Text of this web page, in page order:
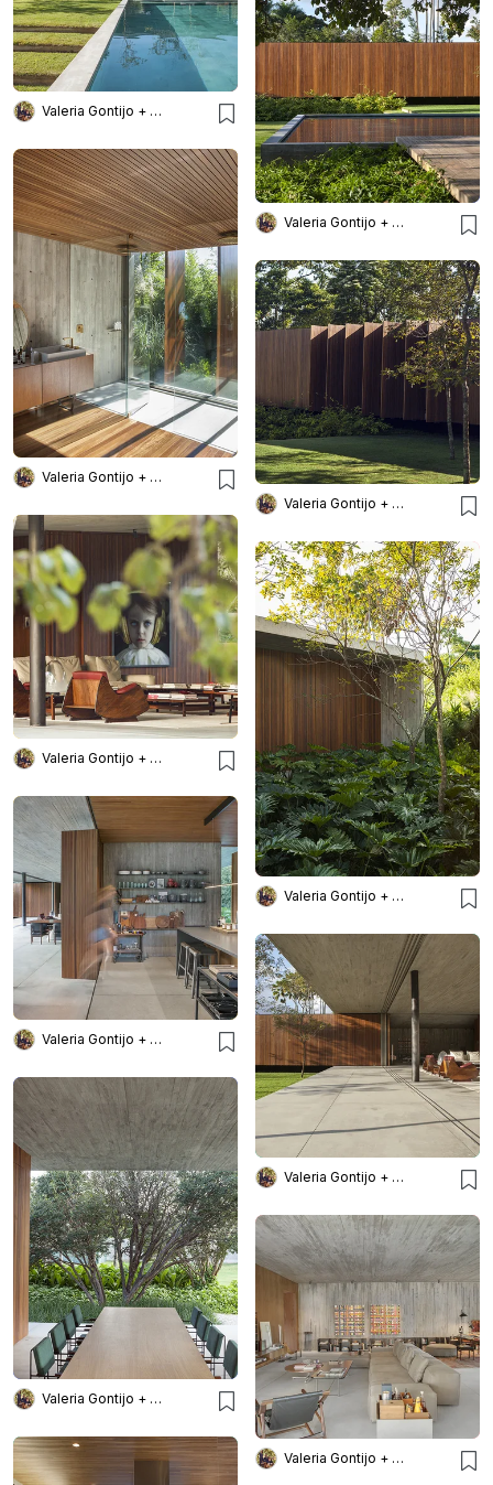
Valeria Gontijo + Arquitetos
Valeria Gontijo + Arquitetos
Valeria Gontijo + Arquitetos
Valeria Gontijo + Arquitetos
Valeria Gontijo + Arquitetos
Valeria Gontijo + Arquitetos
Valeria Gontijo + Arquitetos
Valeria Gontijo + Arquitetos
Valeria Gontijo + Arquitetos
Valeria Gontijo + Arquitetos